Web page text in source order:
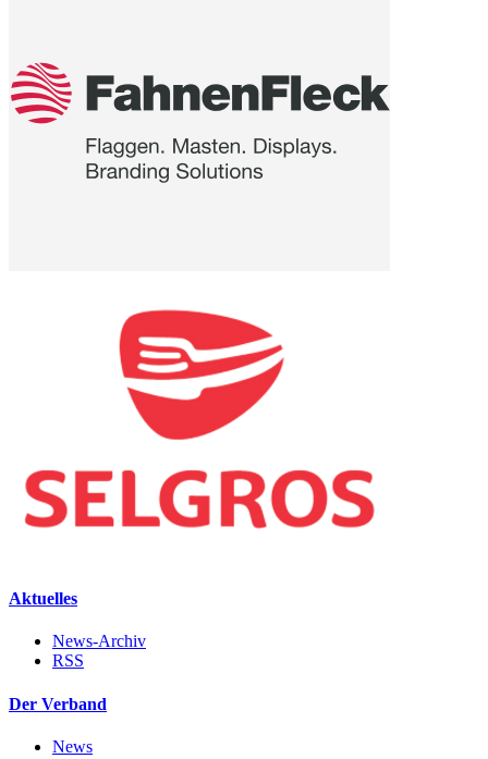
Aktuelles
News-Archiv
RSS
Der Verband
News